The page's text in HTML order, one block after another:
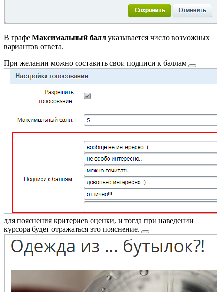
В графе Максимальный балл указывается число возможных
вариантов ответа.
При желании можно составить свои подписи к баллам
для пояснения критериев оценки, и тогда при наведении
курсора будет отражаться это пояснение.